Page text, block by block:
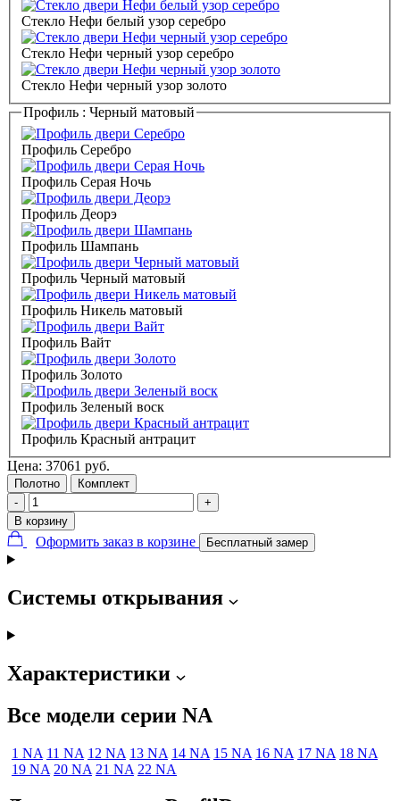
Стекло Нефи белый узор серебро
Стекло Нефи черный узор серебро
Стекло Нефи черный узор золото
Профиль : Черный матовый
Профиль Серебро
Профиль Серая Ночь
Профиль Деорэ
Профиль Шампань
Профиль Черный матовый
Профиль Никель матовый
Профиль Вайт
Профиль Золото
Профиль Зеленый воск
Профиль Красный антрацит
Цена: 37061 руб.
Полотно
Комплект
-
+
В корзину
Оформить заказ в корзине Бесплатный замер
Системы открывания
Характеристики
Все модели серии NA
1 NA 11 NA 12 NA 13 NA 14 NA 15 NA 16 NA 17 NA 18 NA
19 NA 20 NA 21 NA 22 NA